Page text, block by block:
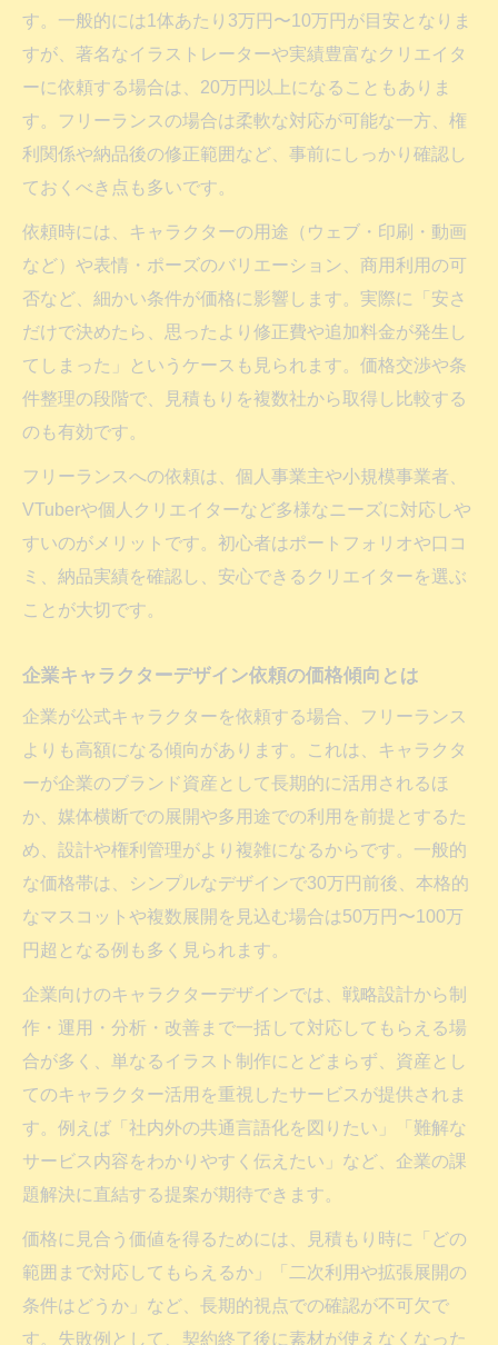
す。一般的には1体あたり3万円〜10万円が目安となりま
すが、著名なイラストレーターや実績豊富なクリエイタ
ーに依頼する場合は、20万円以上になることもありま
す。フリーランスの場合は柔軟な対応が可能な一方、権
利関係や納品後の修正範囲など、事前にしっかり確認し
ておくべき点も多いです。
依頼時には、キャラクターの用途（ウェブ・印刷・動画
など）や表情・ポーズのバリエーション、商用利用の可
否など、細かい条件が価格に影響します。実際に「安さ
だけで決めたら、思ったより修正費や追加料金が発生し
てしまった」というケースも見られます。価格交渉や条
件整理の段階で、見積もりを複数社から取得し比較する
のも有効です。
フリーランスへの依頼は、個人事業主や小規模事業者、
VTuberや個人クリエイターなど多様なニーズに対応しや
すいのがメリットです。初心者はポートフォリオや口コ
ミ、納品実績を確認し、安心できるクリエイターを選ぶ
ことが大切です。
企業キャラクターデザイン依頼の価格傾向とは
企業が公式キャラクターを依頼する場合、フリーランス
よりも高額になる傾向があります。これは、キャラクタ
ーが企業のブランド資産として長期的に活用されるほ
か、媒体横断での展開や多用途での利用を前提とするた
め、設計や権利管理がより複雑になるからです。一般的
な価格帯は、シンプルなデザインで30万円前後、本格的
なマスコットや複数展開を見込む場合は50万円〜100万
円超となる例も多く見られます。
企業向けのキャラクターデザインでは、戦略設計から制
作・運用・分析・改善まで一括して対応してもらえる場
合が多く、単なるイラスト制作にとどまらず、資産とし
てのキャラクター活用を重視したサービスが提供されま
す。例えば「社内外の共通言語化を図りたい」「難解な
サービス内容をわかりやすく伝えたい」など、企業の課
題解決に直結する提案が期待できます。
価格に見合う価値を得るためには、見積もり時に「どの
範囲まで対応してもらえるか」「二次利用や拡張展開の
条件はどうか」など、長期的視点での確認が不可欠で
す。失敗例として、契約終了後に素材が使えなくなった